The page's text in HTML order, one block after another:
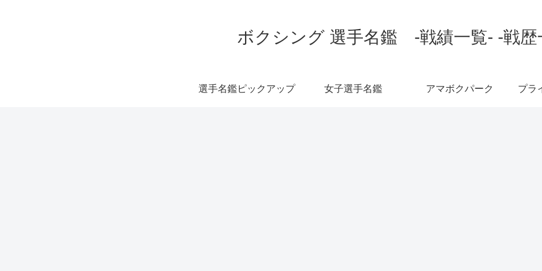
ボクシング 選手名鑑 -戦績一覧- -戦歴
選手名鑑ピックアップ 女子選手名鑑 アマボクパーク プラ